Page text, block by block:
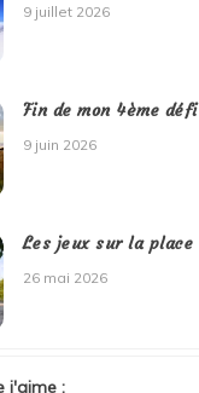
9 juillet 2026
Fin de mon 4ème défi
9 juin 2026
Les jeux sur la place
26 mai 2026
j'aime :